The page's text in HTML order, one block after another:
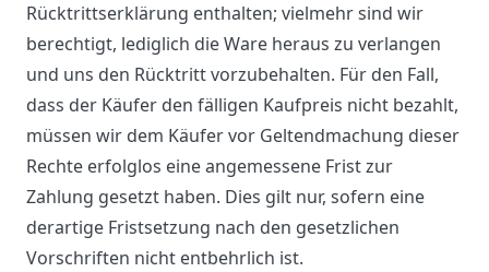
Rücktrittserklärung enthalten; vielmehr sind wir
berechtigt, lediglich die Ware heraus zu verlangen
und uns den Rücktritt vorzubehalten. Für den Fall,
dass der Käufer den fälligen Kaufpreis nicht bezahlt,
müssen wir dem Käufer vor Geltendmachung dieser
Rechte erfolglos eine angemessene Frist zur
Zahlung gesetzt haben. Dies gilt nur, sofern eine
derartige Fristsetzung nach den gesetzlichen
Vorschriften nicht entbehrlich ist.